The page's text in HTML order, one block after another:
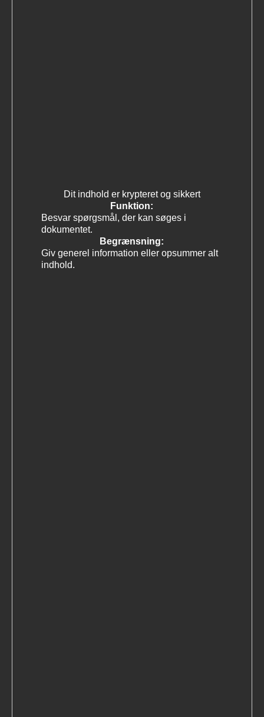
Dit indhold er krypteret og sikkert
Funktion:
Besvar spørgsmål, der kan søges i
dokumentet.
Begrænsning:
Giv generel information eller opsummer alt
indhold.